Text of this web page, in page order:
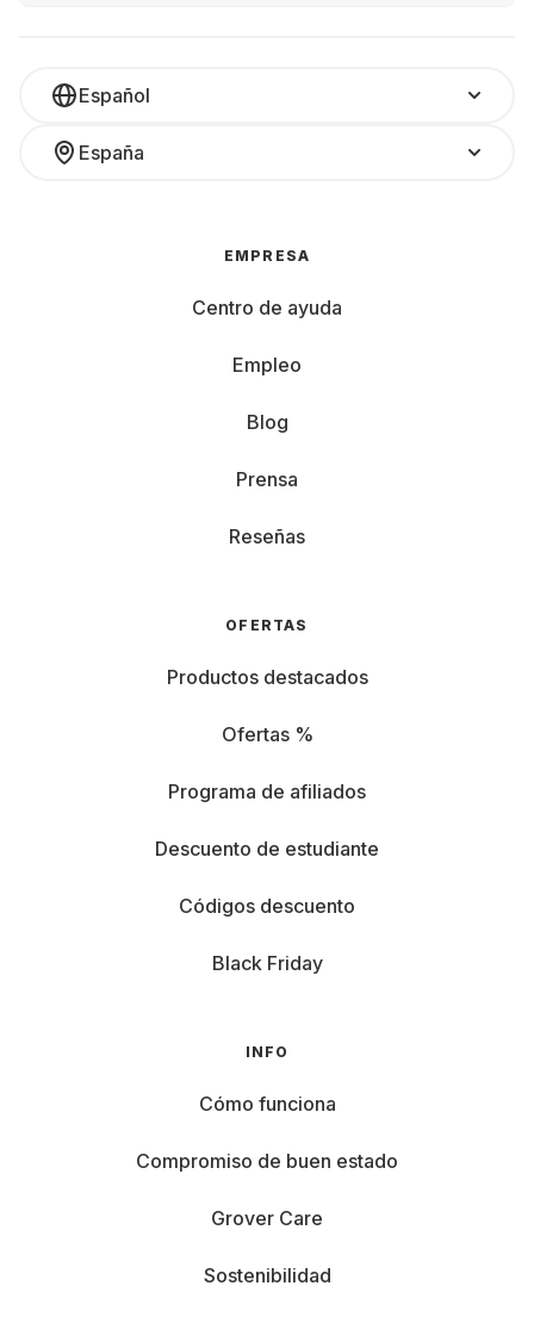
Español
España
EMPRESA
Centro de ayuda
Empleo
Blog
Prensa
Reseñas
OFERTAS
Productos destacados
Ofertas %
Programa de afiliados
Descuento de estudiante
Códigos descuento
Black Friday
INFO
Cómo funciona
Compromiso de buen estado
Grover Care
Sostenibilidad